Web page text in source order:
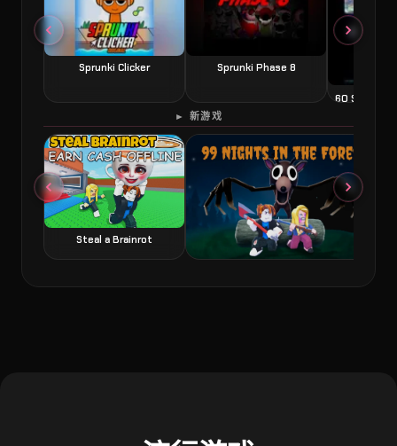
Sprunki Clicker Sprunki Phase 8
60 Second
► 新游戏
Steal a Brainrot